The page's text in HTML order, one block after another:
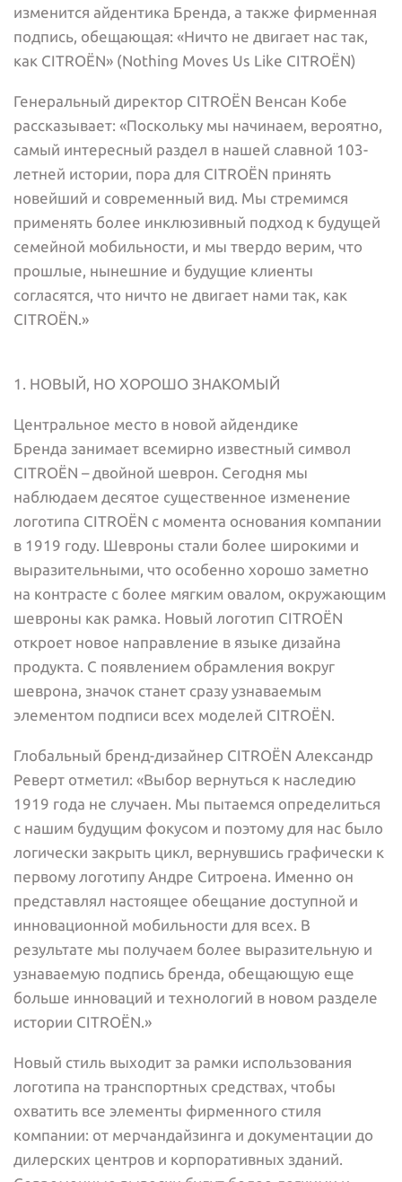
изменится айдентика Бренда, а также фирменная
подпись, обещающая: «Ничто не двигает нас так,
как CITROËN» (Nothing Moves Us Like CITROËN)
Генеральный директор CITROËN Венсан Кобе
рассказывает: «Поскольку мы начинаем, вероятно,
самый интересный раздел в нашей славной 103-
летней истории, пора для CITROËN принять
новейший и современный вид. Мы стремимся
применять более инклюзивный подход к будущей
семейной мобильности, и мы твердо верим, что
прошлые, нынешние и будущие клиенты
согласятся, что ничто не двигает нами так, как
CITROËN.»
1. НОВЫЙ, НО ХОРОШО ЗНАКОМЫЙ
Центральное место в новой айдендике
Бренда занимает всемирно известный символ
CITROËN – двойной шеврон. Сегодня мы
наблюдаем десятое существенное изменение
логотипа CITROËN с момента основания компании
в 1919 году. Шевроны стали более широкими и
выразительными, что особенно хорошо заметно
на контрасте с более мягким овалом, окружающим
шевроны как рамка. Новый логотип CITROËN
откроет новое направление в языке дизайна
продукта. С появлением обрамления вокруг
шеврона, значок станет сразу узнаваемым
элементом подписи всех моделей CITROËN.
Глобальный бренд-дизайнер CITROËN Александр
Реверт отметил: «Выбор вернуться к наследию
1919 года не случаен. Мы пытаемся определиться
с нашим будущим фокусом и поэтому для нас было
логически закрыть цикл, вернувшись графически к
первому логотипу Андре Ситроена. Именно он
представлял настоящее обещание доступной и
инновационной мобильности для всех. В
результате мы получаем более выразительную и
узнаваемую подпись бренда, обещающую еще
больше инноваций и технологий в новом разделе
истории CITROËN.»
Новый стиль выходит за рамки использования
логотипа на транспортных средствах, чтобы
охватить все элементы фирменного стиля
компании: от мерчандайзинга и документации до
дилерских центров и корпоративных зданий.